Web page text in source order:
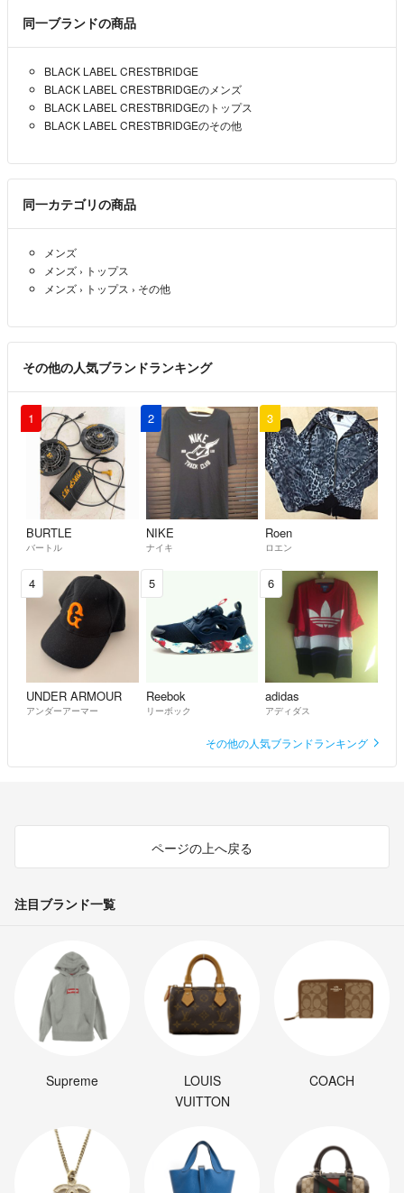
同一ブランドの商品
BLACK LABEL CRESTBRIDGE
BLACK LABEL CRESTBRIDGEのメンズ
BLACK LABEL CRESTBRIDGEのトップス
BLACK LABEL CRESTBRIDGEのその他
同一カテゴリの商品
メンズ
メンズ › トップス
メンズ › トップス › その他
その他の人気ブランドランキング
1
BURTLE
バートル
2
NIKE
ナイキ
3
Roen
ロエン
4
UNDER ARMOUR
アンダーアーマー
5
Reebok
リーボック
6
adidas
アディダス
その他の人気ブランドランキング
ページの上へ戻る
注目ブランド一覧
Supreme
LOUIS
VUITTON
COACH